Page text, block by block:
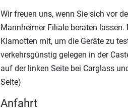
Wir freuen uns, wenn Sie sich vor
Mannheimer Filiale beraten
Klamotten mit, um die Geräte zu
verkehrsgünstig gelegen in der
auf der linken Seite bei Carglass
Seite)
Anfahrt